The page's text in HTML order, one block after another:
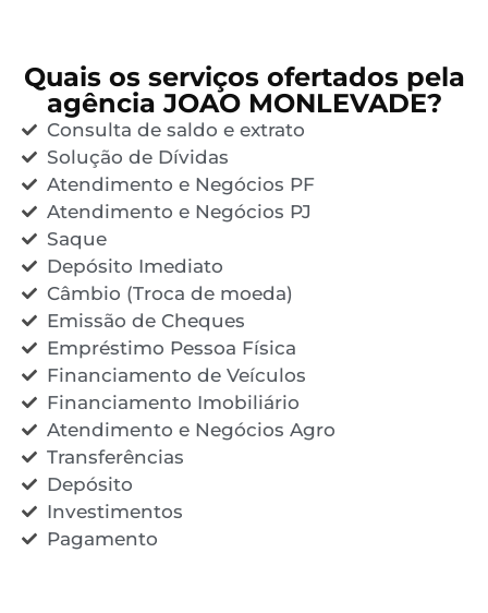
Quais os serviços ofertados pela
agência JOAO MONLEVADE?
Consulta de saldo e extrato
Solução de Dívidas
Atendimento e Negócios PF
Atendimento e Negócios PJ
Saque
Depósito Imediato
Câmbio (Troca de moeda)
Emissão de Cheques
Empréstimo Pessoa Física
Financiamento de Veículos
Financiamento Imobiliário
Atendimento e Negócios Agro
Transferências
Depósito
Investimentos
Pagamento